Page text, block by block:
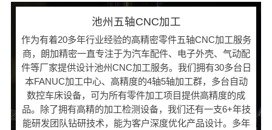
池州五轴CNC加工
作为有着20多年行业经验的高精密零件五轴CNC加工服务
商，朗加精密一直专注于为汽车配件、电子外壳、气动配
件等厂家提供设计池州CNC加工服务。我们拥有30多台日
本FANUC加工中心、高精度的4轴5轴加工群，多台自动
数控车床设备，可为所有零件加工项目提供高精度的成
品。除了拥有高精的加工检测设备，我们还有一支6+年技
能研发团队钻研技术，能为客户深度优化产品设计。多年